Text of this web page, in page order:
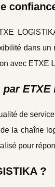
dans
avec ETXE
ETXE
de
la chaîne
pour
?